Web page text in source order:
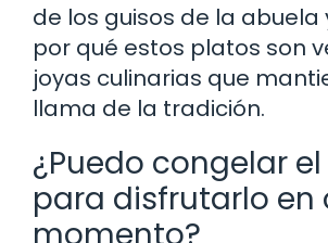
de los guisos de la abuela
por qué estos platos son
joyas culinarias que
llama de la tradición.
¿Puedo congelar
para disfrutarlo en